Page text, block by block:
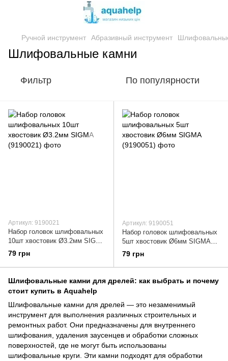
Ручной инструмент Абразивный инструмент
Шлифовальные камни
Фильтр По популярности
Артикул: 9190021
Набор головок шлифовальных
10шт хвостовик Ø3.2мм SIGMA
(9190021)
79 грн
Артикул: 9190051
Набор головок шлифовальных
5шт хвостовик Ø6мм SIGMA
(9190051)
79 грн
Шлифовальные камни для дрелей: как выбрать и почему
стоит купить в Aquahelp
Шлифовальные камни для дрелей — это незаменимый
инструмент для выполнения различных строительных и
ремонтных работ. Они предназначены для внутреннего
шлифования, удаления заусенцев и обработки сложных
поверхностей, где не могут быть использованы
шлифовальные круги. Эти камни подходят для обработки